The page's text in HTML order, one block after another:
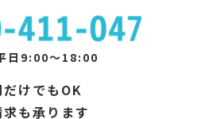
日9:00～18:00
だけでもOK
も承ります